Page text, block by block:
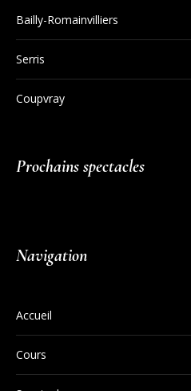
Bailly-Romainvilliers
Serris
Coupvray
Prochains spectacles
Navigation
Accueil
Cours